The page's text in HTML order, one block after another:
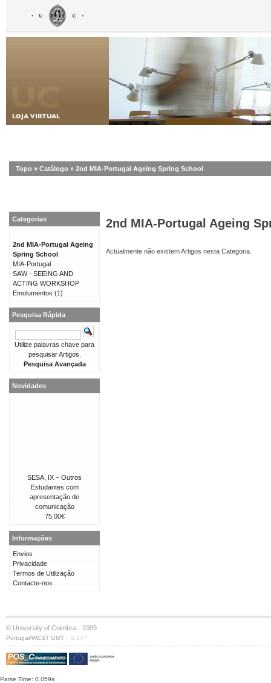
Topo » Catálogo » 2nd MIA-Portugal Ageing Spring School
2nd MIA-Portugal Ageing
Actualmente não existem Artigos nesta Categoria.
Categorias
2nd MIA-Portugal Ageing
Spring School
MIA-Portugal
SAW - SEEING AND
ACTING WORKSHOP
Emolumentos (1)
Pesquisa Rápida
Utilize palavras chave para
pesquisar Artigos.
Pesquisa Avançada
Novidades
SESA, IX – Outros
Estudantes com
apresentação de
comunicação
75,00€
Informações
Envios
Privacidade
Termos de Utilização
Contacte-nos
© University of Coimbra · 2009
Portugal/WEST GMT · S:147
Parse Time: 0.059s